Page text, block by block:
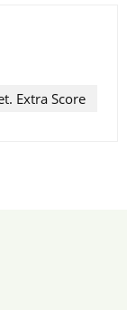
Extra Score